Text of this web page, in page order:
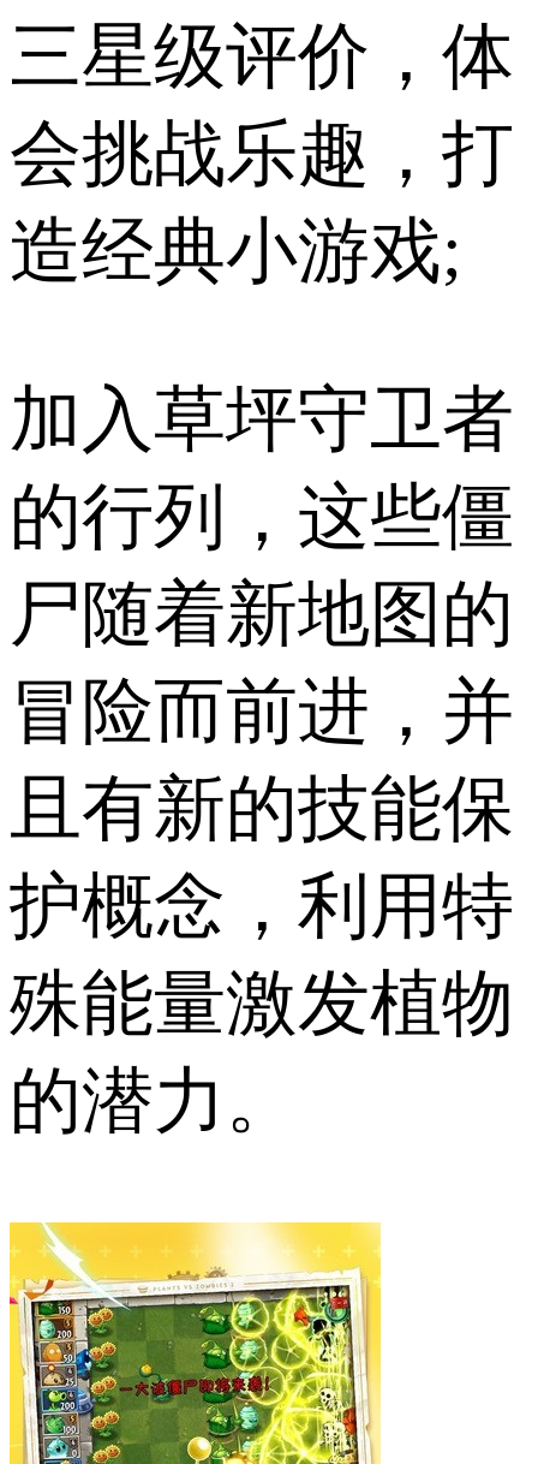
三星级评价，体
会挑战乐趣，打
造经典小游戏;
加入草坪守卫者
的行列，这些僵
尸随着新地图的
冒险而前进，并
且有新的技能保
护概念，利用特
殊能量激发植物
的潜力。